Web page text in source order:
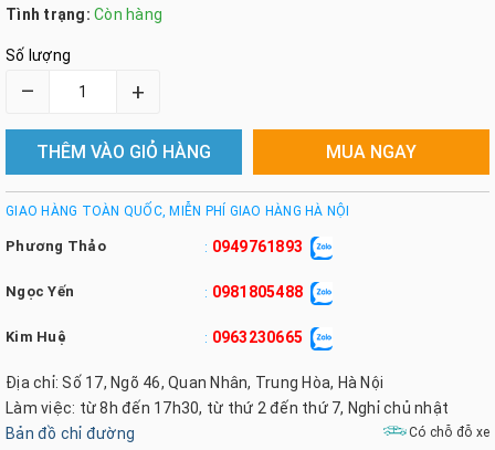
Tình trạng: Còn hàng
Số lượng
– +
THÊM VÀO GIỎ HÀNG MUA NGAY
GIAO HÀNG TOÀN QUỐC, MIỄN PHÍ GIAO HÀNG HÀ NỘI
Phương Thảo : 0949761893
Ngọc Yến : 0981805488
Kim Huệ : 0963230665
Địa chỉ: Số 17, Ngõ 46, Quan Nhân, Trung Hòa, Hà Nội
Làm việc: từ 8h đến 17h30, từ thứ 2 đến thứ 7, Nghỉ chủ nhật
Bản đồ chỉ đường
Có chỗ đỗ xe